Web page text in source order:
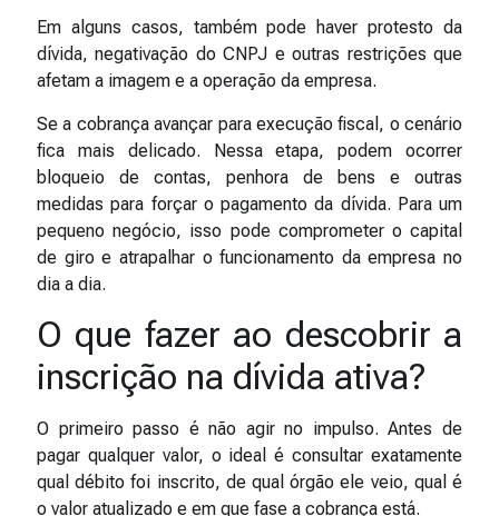
Em alguns casos, também pode haver protesto da
dívida, negativação do CNPJ e outras restrições que
afetam a imagem e a operação da empresa.
Se a cobrança avançar para execução fiscal, o cenário
fica mais delicado. Nessa etapa, podem ocorrer
bloqueio de contas, penhora de bens e outras
medidas para forçar o pagamento da dívida. Para um
pequeno negócio, isso pode comprometer o capital
de giro e atrapalhar o funcionamento da empresa no
dia a dia.
O que fazer ao descobrir a
inscrição na dívida ativa?
O primeiro passo é não agir no impulso. Antes de
pagar qualquer valor, o ideal é consultar exatamente
qual débito foi inscrito, de qual órgão ele veio, qual é
o valor atualizado e em que fase a cobrança está.